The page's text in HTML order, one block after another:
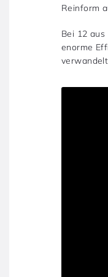
Reinform
Bei 12
enorme